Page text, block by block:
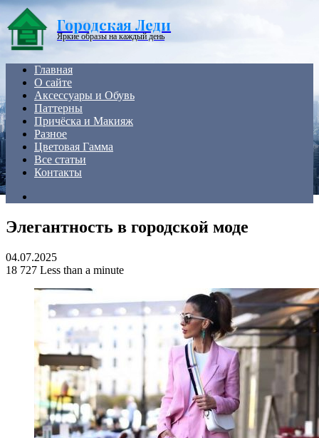
Menu
Городская Леди
Яркие образы на каждый день
Главная
О сайте
Аксессуары и Обувь
Паттерны
Причёска и Макияж
Разное
Цветовая Гамма
Все статьи
Контакты
Элегантность в городской моде
04.07.2025
18 727 Less than a minute